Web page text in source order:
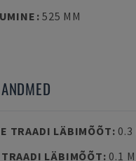
:525 MM
TRAADI LÄBIMÕÕT: 0.3
LÄBIMÕÕT: 0.1